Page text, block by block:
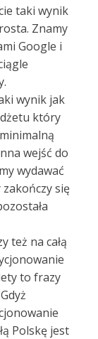
taki wynik
Znamy
Google i
wynik jak
który
wejść do
wydawać
się
też na całą
to frazy
Polskę jest